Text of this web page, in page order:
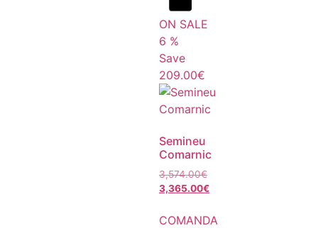
ON SALE
6 %
Save
209.00€
Semineu
Comarnic
3,574.00€
3,365.00€
COMANDA